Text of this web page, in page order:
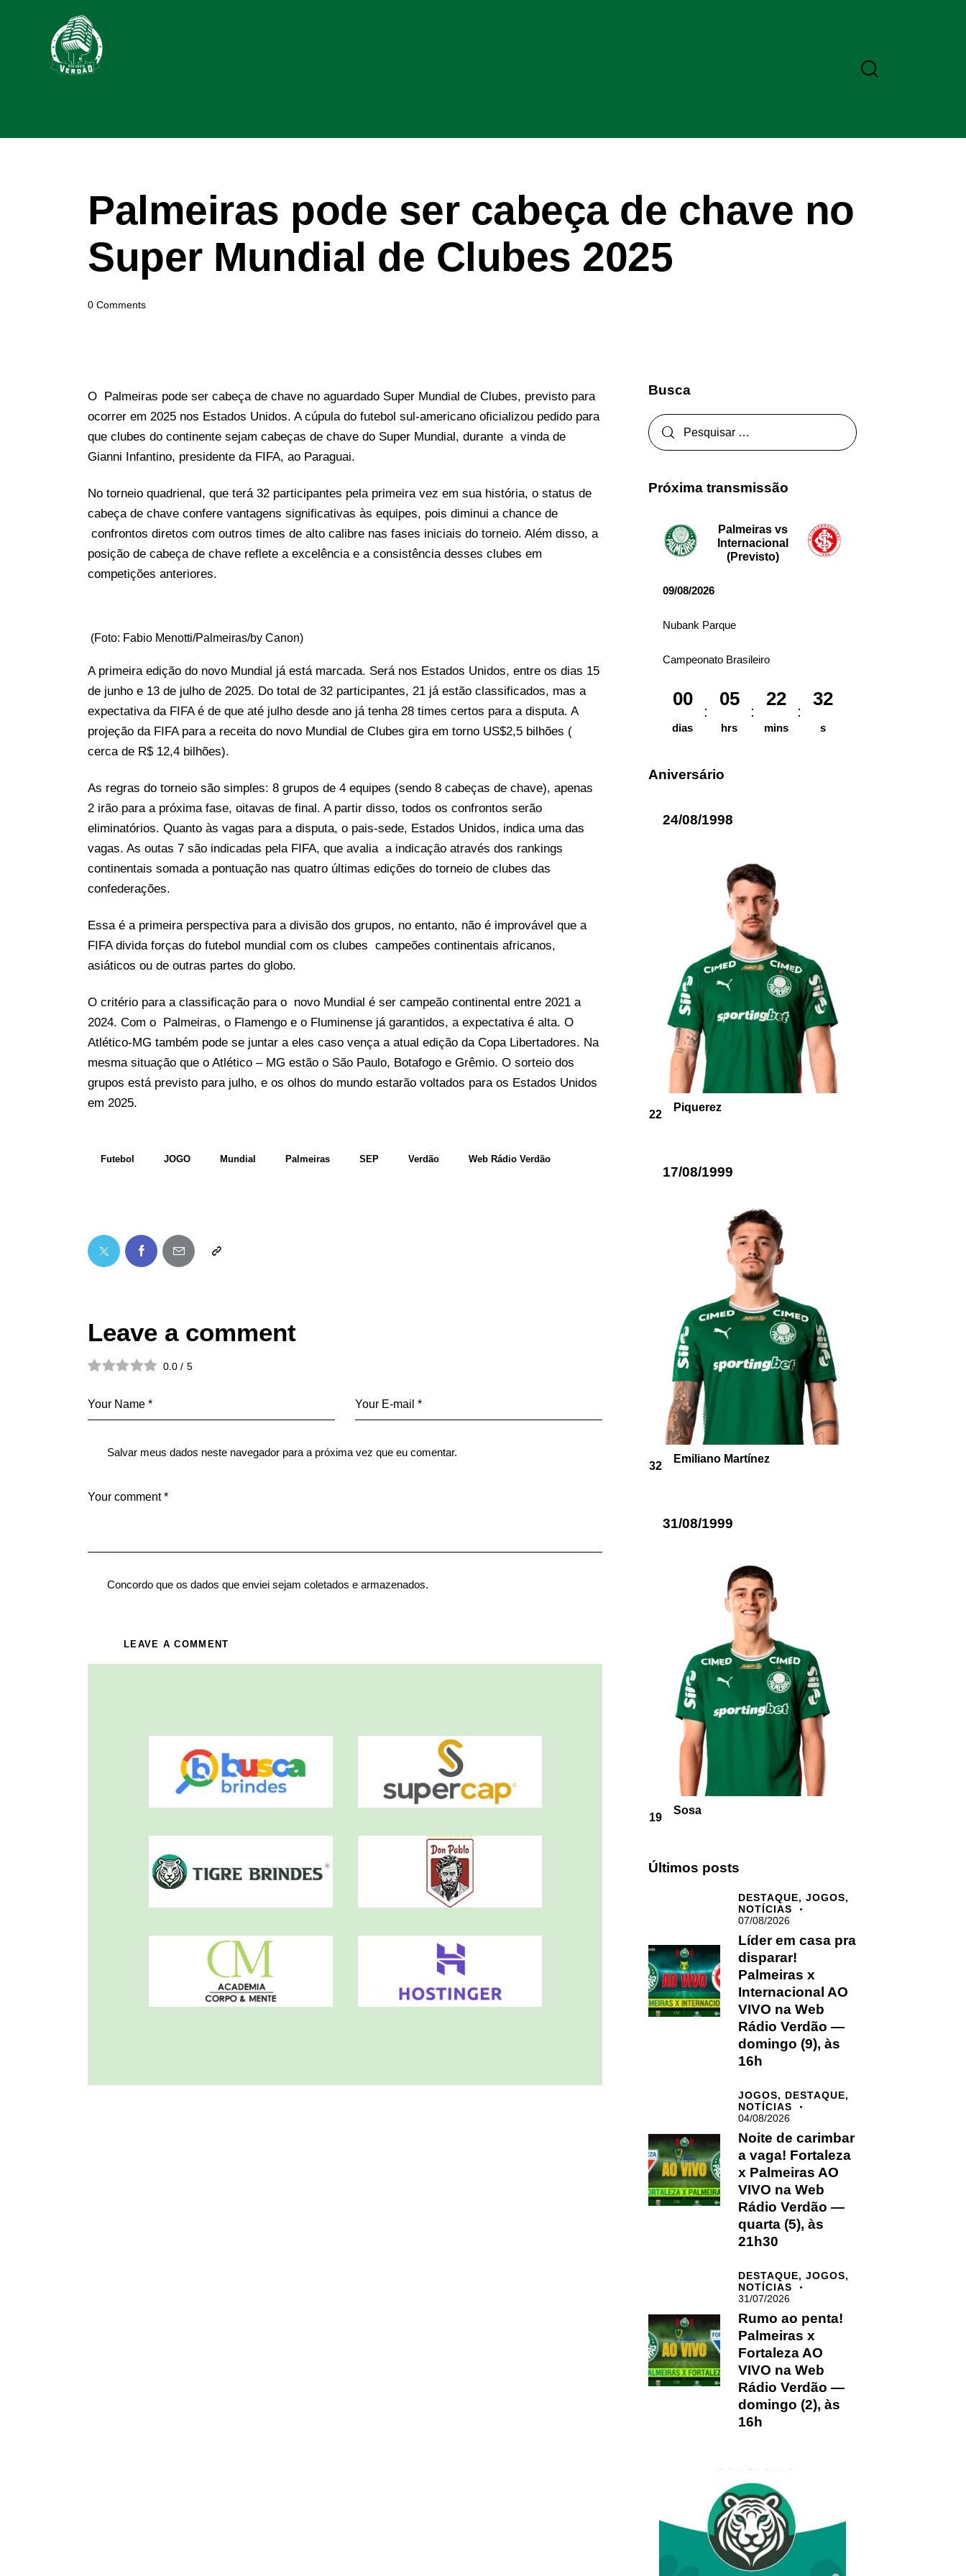
Palmeiras pode ser cabeça de chave no
Super Mundial de Clubes 2025
0 Comments
O Palmeiras pode ser cabeça de chave no aguardado Super Mundial de Clubes, previsto para
ocorrer em 2025 nos Estados Unidos. A cúpula do futebol sul-americano oficializou pedido para
que clubes do continente sejam cabeças de chave do Super Mundial, durante a vinda de
Gianni Infantino, presidente da FIFA, ao Paraguai.
No torneio quadrienal, que terá 32 participantes pela primeira vez em sua história, o status de
cabeça de chave confere vantagens significativas às equipes, pois diminui a chance de
confrontos diretos com outros times de alto calibre nas fases iniciais do torneio. Além disso, a
posição de cabeça de chave reflete a excelência e a consistência desses clubes em
competições anteriores.
(Foto: Fabio Menotti/Palmeiras/by Canon)
A primeira edição do novo Mundial já está marcada. Será nos Estados Unidos, entre os dias 15
de junho e 13 de julho de 2025. Do total de 32 participantes, 21 já estão classificados, mas a
expectativa da FIFA é de que até julho desde ano já tenha 28 times certos para a disputa. A
projeção da FIFA para a receita do novo Mundial de Clubes gira em torno US$2,5 bilhões (
cerca de R$ 12,4 bilhões).
As regras do torneio são simples: 8 grupos de 4 equipes (sendo 8 cabeças de chave), apenas
2 irão para a próxima fase, oitavas de final. A partir disso, todos os confrontos serão
eliminatórios. Quanto às vagas para a disputa, o pais-sede, Estados Unidos, indica uma das
vagas. As outas 7 são indicadas pela FIFA, que avalia a indicação através dos rankings
continentais somada a pontuação nas quatro últimas edições do torneio de clubes das
confederações.
Essa é a primeira perspectiva para a divisão dos grupos, no entanto, não é improvável que a
FIFA divida forças do futebol mundial com os clubes campeões continentais africanos,
asiáticos ou de outras partes do globo.
O critério para a classificação para o novo Mundial é ser campeão continental entre 2021 a
2024. Com o Palmeiras, o Flamengo e o Fluminense já garantidos, a expectativa é alta. O
Atlético-MG também pode se juntar a eles caso vença a atual edição da Copa Libertadores. Na
mesma situação que o Atlético – MG estão o São Paulo, Botafogo e Grêmio. O sorteio dos
grupos está previsto para julho, e os olhos do mundo estarão voltados para os Estados Unidos
em 2025.
Futebol JOGO Mundial Palmeiras SEP Verdão Web Rádio Verdão
Leave a comment
0.0 / 5
Salvar meus dados neste navegador para a próxima vez que eu comentar.
Concordo que os dados que enviei sejam coletados e armazenados.
Busca
Próxima transmissão
Palmeiras vs
Internacional
(Previsto)
09/08/2026
Nubank Parque
Campeonato Brasileiro
00
dias
05
hrs
22
mins
32
s
Aniversário
24/08/1998
22
Piquerez
17/08/1999
32
Emiliano Martínez
31/08/1999
19
Sosa
Últimos posts
DESTAQUE,JOGOS,
NOTÍCIAS
07/08/2026
Líder em casa pra
disparar!
Palmeiras x
Internacional AO
VIVO na Web
Rádio Verdão —
domingo (9), às
16h
JOGOS, DESTAQUE,
NOTÍCIAS
04/08/2026
Noite de carimbar
a vaga! Fortaleza
x Palmeiras AO
VIVO na Web
Rádio Verdão —
quarta (5), às
21h30
DESTAQUE,JOGOS,
NOTÍCIAS
31/07/2026
Rumo ao penta!
Palmeiras x
Fortaleza AO
VIVO na Web
Rádio Verdão —
domingo (2), às
16h